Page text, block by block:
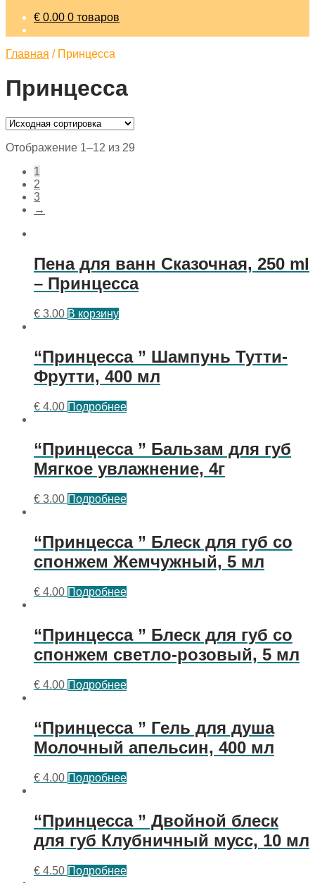
€ 0.00 0 товаров
Главная / Принцесса
Принцесса
Отображение 1–12 из 29
1
2
3
→
Пена для ванн Сказочная, 250 ml
– Принцесса
€ 3.00 В корзину
“Принцеcса ” Шампунь Тутти-
Фрутти, 400 мл
€ 4.00 Подробнее
“Принцесса ” Бальзам для губ
Мягкое увлажнение, 4г
€ 3.00 Подробнее
“Принцесса ” Блеск для губ со
спонжем Жемчужный, 5 мл
€ 4.00 Подробнее
“Принцесса ” Блеск для губ со
спонжем светло-розовый, 5 мл
€ 4.00 Подробнее
“Принцесса ” Гель для душа
Молочный апельсин, 400 мл
€ 4.00 Подробнее
“Принцесса ” Двойной блеск
для губ Клубничный мусс, 10 мл
€ 4.50 Подробнее